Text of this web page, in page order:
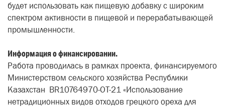
будет использовать как пищевую добавку с широким
спектром активности в пищевой и перерабатывающей
промышленности.
Информация о финансировании.
Работа проводилась в рамках проекта, финансируемого
Министерством сельского хозяйства Республики
Казахстан BR10764970-OT-21 «Использование
нетрадиционных видов отходов грецкого ореха для